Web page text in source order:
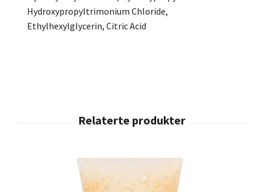
Hydroxypropyltrimonium Chloride,
Ethylhexylglycerin, Citric Acid